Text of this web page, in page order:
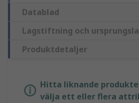
Datablad
Lagstiftning och
Produktdetaljer
Hitta liknande
välja ett eller flera